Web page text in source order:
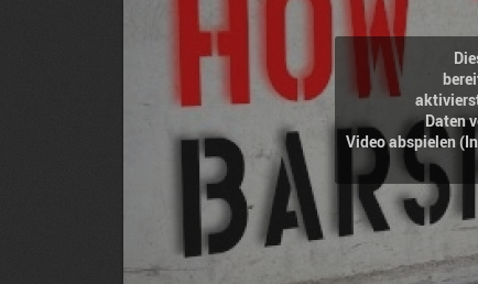
Daten
Video abspielen